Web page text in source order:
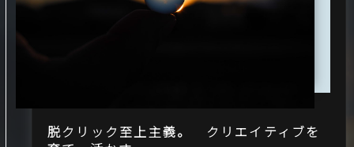
脱クリック至上主義。 クリエイティブを